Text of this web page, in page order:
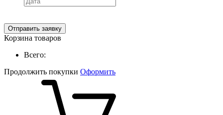
Отправить заявку
Корзина товаров
Всего:
Продолжить покупки Оформить